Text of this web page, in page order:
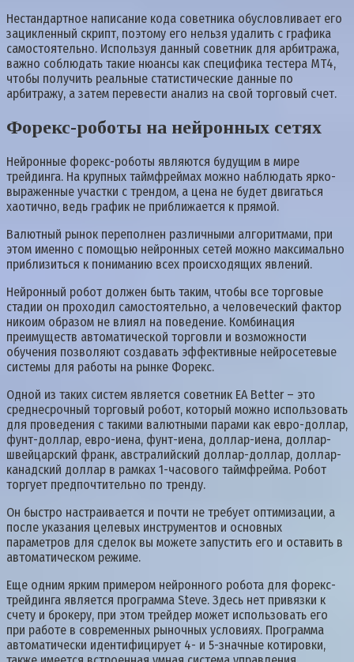
Нестандартное написание кода советника обусловливает его
зацикленный скрипт, поэтому его нельзя удалить с графика
самостоятельно. Используя данный советник для арбитража,
важно соблюдать такие нюансы как специфика тестера МТ4,
чтобы получить реальные статистические данные по
арбитражу, а затем перевести анализ на свой торговый счет.
Форекс-роботы на нейронных сетях
Нейронные форекс-роботы являются будущим в мире
трейдинга. На крупных таймфреймах можно наблюдать ярко-
выраженные участки с трендом, а цена не будет двигаться
хаотично, ведь график не приближается к прямой.
Валютный рынок переполнен различными алгоритмами, при
этом именно с помощью нейронных сетей можно максимально
приблизиться к пониманию всех происходящих явлений.
Нейронный робот должен быть таким, чтобы все торговые
стадии он проходил самостоятельно, а человеческий фактор
никоим образом не влиял на поведение. Комбинация
преимуществ автоматической торговли и возможности
обучения позволяют создавать эффективные нейросетевые
системы для работы на рынке Форекс.
Одной из таких систем является советник EA Better – это
среднесрочный торговый робот, который можно использовать
для проведения с такими валютными парами как евро-доллар,
фунт-доллар, евро-иена, фунт-иена, доллар-иена, доллар-
швейцарский франк, австралийский доллар-доллар, доллар-
канадский доллар в рамках 1-часового таймфрейма. Робот
торгует предпочтительно по тренду.
Он быстро настраивается и почти не требует оптимизации, а
после указания целевых инструментов и основных
параметров для сделок вы можете запустить его и оставить в
автоматическом режиме.
Еще одним ярким примером нейронного робота для форекс-
трейдинга является программа Steve. Здесь нет привязки к
счету и брокеру, при этом трейдер может использовать его
при работе в современных рыночных условиях. Программа
автоматически идентифицирует 4- и 5-значные котировки,